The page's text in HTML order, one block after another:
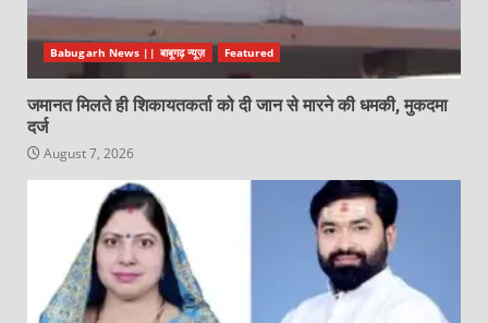
Babugarh News || बाबूगढ़ न्यूज़ Featured
जमानत मिलते ही शिकायतकर्ता को दी जान से मारने की धमकी, मुकदमा
दर्ज
August 7, 2026